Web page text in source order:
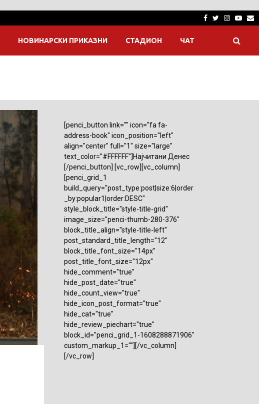
Facebook
Twitter
НОВИНАРСКИ ПРИКАЗНИ СТАДИОН ЧАТ
[penci_button link="" icon="fa fa-
address-book" icon_position="left"
align="center" full="1" size="large"
text_color="#FFFFFF"]Најчитани Денес
[/penci_button] [vc_row][vc_column]
[penci_grid_1
build_query="post_type:post|size:6|order
_by:popular1|order:DESC"
style_block_title="style-title-grid"
image_size="penci-thumb-280-376"
block_title_align="style-title-left"
post_standard_title_length="12"
block_title_font_size="14px"
post_title_font_size="12px"
hide_comment="true"
hide_post_date="true"
hide_count_view="true"
hide_icon_post_format="true"
hide_cat="true"
hide_review_piechart="true"
block_id="penci_grid_1-1608288871906"
custom_markup_1=""][/vc_column]
[/vc_row]